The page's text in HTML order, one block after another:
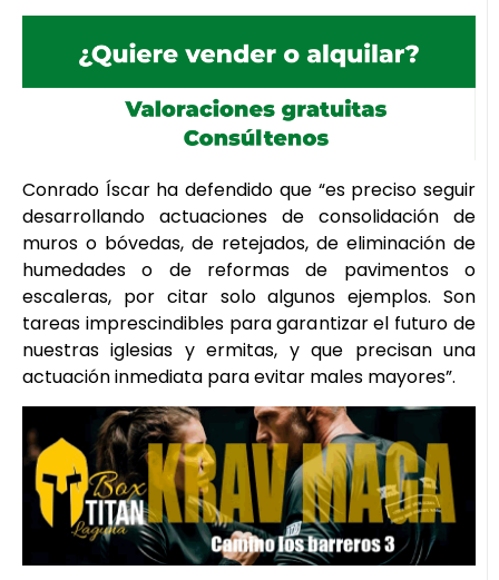
Conrado Íscar ha defendido que “es preciso seguir
desarrollando actuaciones de consolidación de
muros o bóvedas, de retejados, de eliminación de
humedades o de reformas de pavimentos o
escaleras, por citar solo algunos ejemplos. Son
tareas imprescindibles para garantizar el futuro de
nuestras iglesias y ermitas, y que precisan una
actuación inmediata para evitar males mayores”.